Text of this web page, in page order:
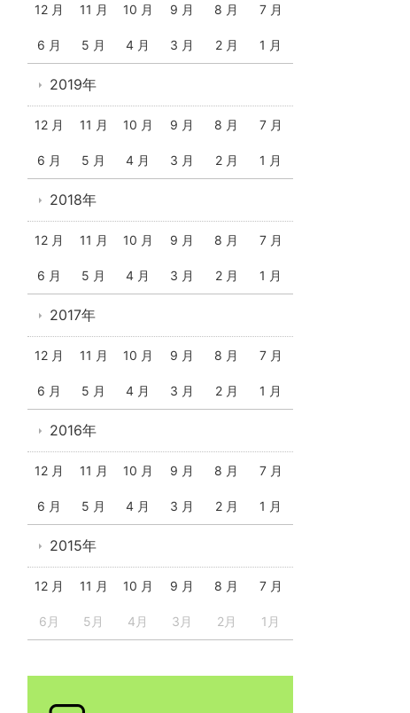
12 月 11 月 10 月 9 月 8 月 7 月
6 月 5 月 4 月 3 月 2 月 1 月
2019年
12 月 11 月 10 月 9 月 8 月 7 月
6 月 5 月 4 月 3 月 2 月 1 月
2018年
12 月 11 月 10 月 9 月 8 月 7 月
6 月 5 月 4 月 3 月 2 月 1 月
2017年
12 月 11 月 10 月 9 月 8 月 7 月
6 月 5 月 4 月 3 月 2 月 1 月
2016年
12 月 11 月 10 月 9 月 8 月 7 月
6 月 5 月 4 月 3 月 2 月 1 月
2015年
12 月 11 月 10 月 9 月 8 月 7 月
6月 5月 4月 3月 2月 1月